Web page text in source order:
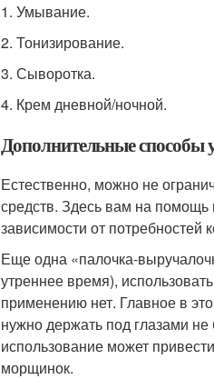
1. Умывание.
2. Тонизирование.
3. Сыворотка.
4. Крем дневной/ночной.
Дополнительные способы
Естественно, можно не
средств. Здесь вам на помощь
зависимости от потребностей
Еще одна «палочка-
утреннее время),
применению нет. Главное в
нужно держать под глазами
использование может
морщинок.